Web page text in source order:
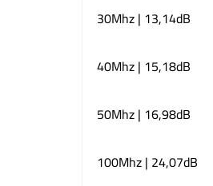
30Mhz | 13,14dB
40Mhz | 15,18dB
50Mhz | 16,98dB
100Mhz | 24,07dB